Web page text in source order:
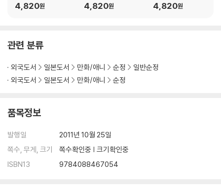
4,820원 4,820원 4,820원
관련 분류
외국도서 일본도서 만화/애니 순정
일반순정
외국도서
일본도서 만화/애니 순정
품목정보
발행일
2011년 10월 25일
쪽수, 무게, 크기
쪽수확인중 | 크기확인중
ISBN13
9784088467054